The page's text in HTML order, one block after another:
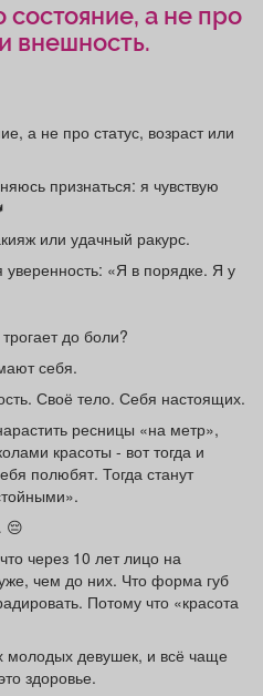
Проекты
Погода
состояние, а не про
внешность.
а не про статус, возраст или
признаться: я чувствую
или удачный ракурс.
уверенность: «Я в порядке. Я у
до боли?
себя.
Своё тело. Себя настоящих.
ресницы «на метр»,
красоты - вот тогда и
полюбят. Тогда станут
😔
через 10 лет лицо на
чем до них. Что форма губ
Потому что «красота
молодых девушек, и всё чаще
здоровье.